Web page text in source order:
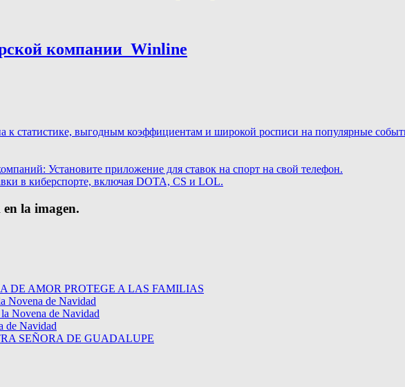
компании ️ Winline
статистике, выгодным коэффициентам и широкой росписи на популярные
Установите приложение для ставок на спорт на свой телефон.
в киберспорте, включая DOTA, CS и LOL.
la imagen.
DE AMOR PROTEGE A LAS FAMILIAS
Novena de Navidad
Novena de Navidad
de Navidad
SEÑORA DE GUADALUPE